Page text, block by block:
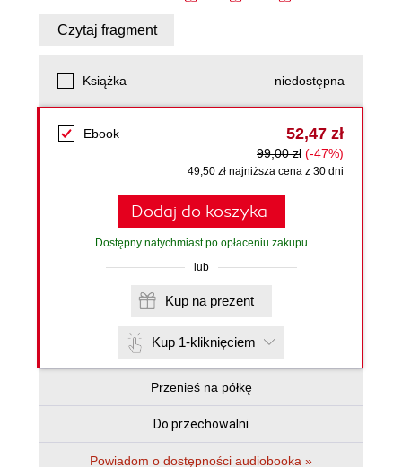
Czytaj fragment
Książka niedostępna
Ebook 52,47 zł
99,00 zł (-47%)
49,50 zł najniższa cena z 30 dni
Dodaj do koszyka
Dostępny natychmiast po opłaceniu zakupu
lub
Kup na prezent
Kup 1-kliknięciem
Przenieś na półkę
Do przechowalni
Powiadom o dostępności audiobooka »